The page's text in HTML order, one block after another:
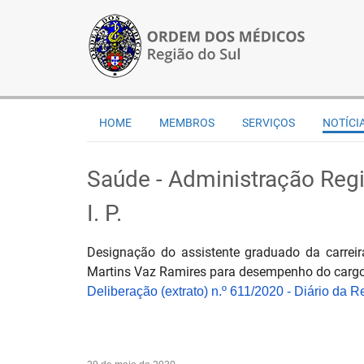
HOME MEMBROS SERVIÇOS
Saúde - Administração
I. P.
Designação do assistente graduado da
Martins Vaz Ramires para desempenho do
Deliberação (extrato) n.º 611/2020 - Diário da